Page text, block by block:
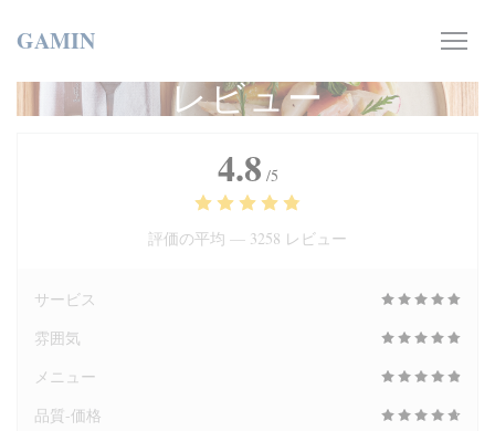
GAMIN
レビュー
4.8 /5
評価の平均 — 3258 レビュー
サービス
雰囲気
メニュー
品質-価格